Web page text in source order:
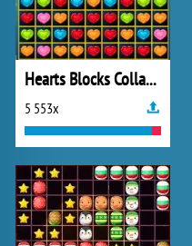
Hearts Blocks Collapse
5 553x